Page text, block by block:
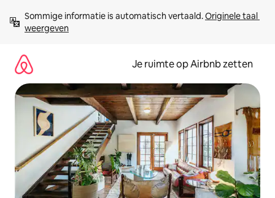
direct
naar
Sommige informatie is automatisch vertaald. Originele taal
weergeven
Je ruimte op Airbnb zetten